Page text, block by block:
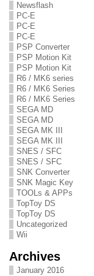
Newsflash
PC-E
PC-E
PC-E
PSP Converter
PSP Motion Kit
PSP Motion Kit
R6 / MK6 series
R6 / MK6 Series
R6 / MK6 Series
SEGA MD
SEGA MD
SEGA MK III
SEGA MK III
SNES / SFC
SNES / SFC
SNK Converter
SNK Magic Key
TOOLs & APPs
TopToy DS
TopToy DS
Uncategorized
Wii
Archives
January 2016